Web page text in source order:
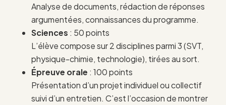
Analyse de documents, rédaction de réponses
argumentées, connaissances du programme.
Sciences : 50 points
L’élève compose sur 2 disciplines parmi 3 (SVT,
physique-chimie, technologie), tirées au sort.
Épreuve orale : 100 points
Présentation d’un projet individuel ou collectif
suivi d’un entretien. C’est l’occasion de montrer